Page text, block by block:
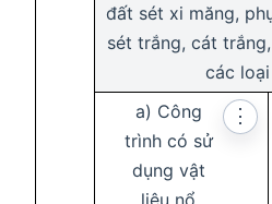
đất sét xi măng,
sét trắng, cát
các
a) Công
trình có sử
dụng vật
⋮